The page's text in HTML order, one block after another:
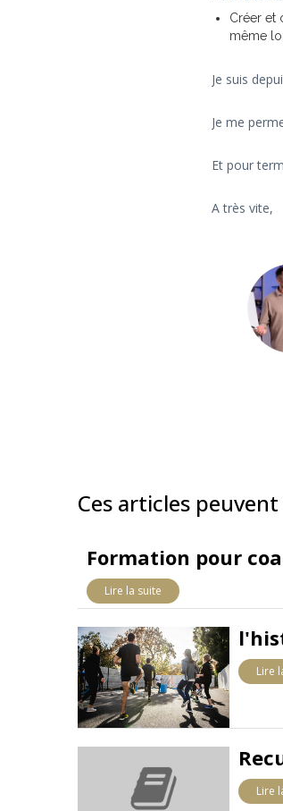
Créer et
même
Je suis
Je me
Et pour
A très vite,
Ces articles
Formation pour
Lire la suite
Lire
Lire